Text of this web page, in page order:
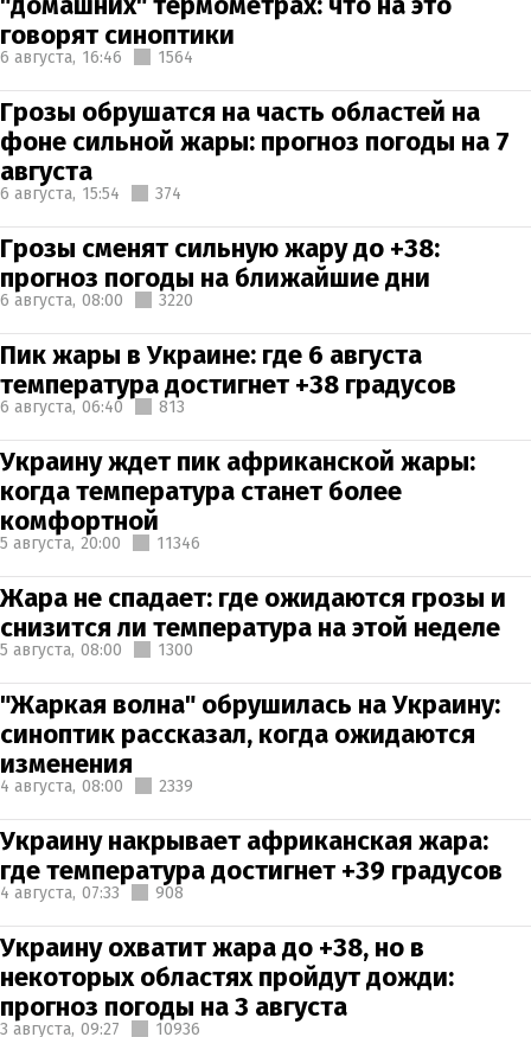
говорят синоптики
6 августа, 16:46 1564
Грозы обрушатся на часть областей на
фоне сильной жары: прогноз погоды на 7
августа
6 августа, 15:54 374
Грозы сменят сильную жару до +38:
прогноз погоды на ближайшие дни
6 августа, 08:00 3220
Пик жары в Украине: где 6 августа
температура достигнет +38 градусов
6 августа, 06:40 813
Украину ждет пик африканской жары:
когда температура станет более
комфортной
5 августа, 20:00 11346
Жара не спадает: где ожидаются грозы и
снизится ли температура на этой неделе
5 августа, 08:00 1300
"Жаркая волна" обрушилась на Украину:
синоптик рассказал, когда ожидаются
изменения
4 августа, 08:00 2339
Украину накрывает африканская жара:
где температура достигнет +39 градусов
4 августа, 07:33 908
Украину охватит жара до +38, но в
некоторых областях пройдут дожди:
прогноз погоды на 3 августа
3 августа, 09:27 10936